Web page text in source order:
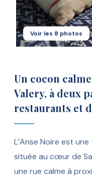
Voir les 8 photos
Un cocon
Valery, à deux
restaurants et
L’Anse Noire est
située au cœur de
une rue calme à